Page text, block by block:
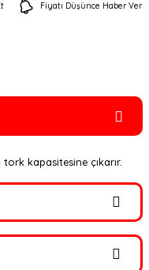
Fiyatı Düşünce Haber Ver
kapasitesine çıkarır.